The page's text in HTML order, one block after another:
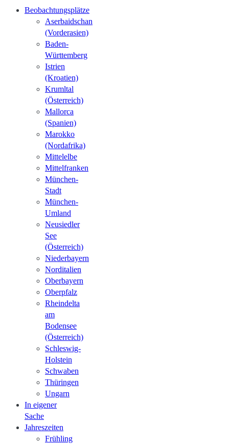
Beobachtungsplätze
Aserbaidschan
(Vorderasien)
Baden-
Württemberg
Istrien
(Kroatien)
Krumltal
(Österreich)
Mallorca
(Spanien)
Marokko
(Nordafrika)
Mittelelbe
Mittelfranken
München-
Stadt
München-
Umland
Neusiedler
See
(Österreich)
Niederbayern
Norditalien
Oberbayern
Oberpfalz
Rheindelta
am
Bodensee
(Österreich)
Schleswig-
Holstein
Schwaben
Thüringen
Ungarn
In eigener
Sache
Jahreszeiten
Frühling